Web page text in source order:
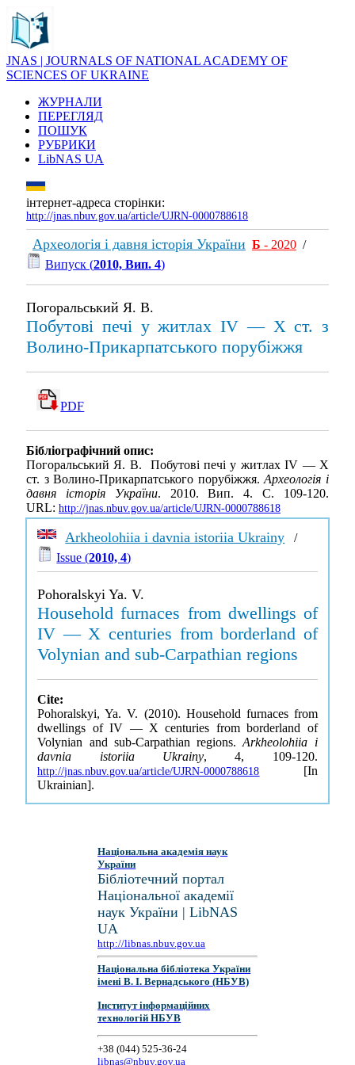
JNAS | JOURNALS OF NATIONAL ACADEMY OF
SCIENCES OF UKRAINE
ЖУРНАЛИ
ПЕРЕГЛЯД
ПОШУК
РУБРИКИ
LibNAS UA
інтернет-адреса сторінки:
http://jnas.nbuv.gov.ua/article/UJRN-0000788618
Археологія і давня історія України Б - 2020 /
Випуск (2010, Вип. 4)
Погоральський Я. В.
Побутові печі у житлах ІV — X ст. з
Волино-Прикарпатського порубіжжя
PDF
Бібліографічний опис:
Погоральський Я. В. Побутові печі у житлах ІV — X
ст. з Волино-Прикарпатського порубіжжя.Археологія і
давня історія України. 2010. Вип. 4. С. 109-120.
URL: http://jnas.nbuv.gov.ua/article/UJRN-0000788618
Arkheolohiia i davnia istoriia Ukrainy /
Issue (2010, 4)
Pohoralskyi Ya. V.
Household furnaces from dwellings of
IV — X centuries from borderland of
Volynian and sub-Carpathian regions
Cite:
Pohoralskyi, Ya. V. (2010). Household furnaces from
dwellings of IV — X centuries from borderland of
Volynian and sub-Carpathian regions.Arkheolohiia i
davnia istoriia Ukrainy, 4, 109-120.
http://jnas.nbuv.gov.ua/article/UJRN-0000788618 [In
Ukrainian].
Національна академія наук
України
Бібліотечний портал
Національної академії
наук України | LibNAS
UA
http://libnas.nbuv.gov.ua
Національна бібліотека України
імені В. І. Вернадського (НБУВ)
Інститут інформаційних
технологій НБУВ
+38 (044) 525-36-24
libnas@nbuv.gov.ua